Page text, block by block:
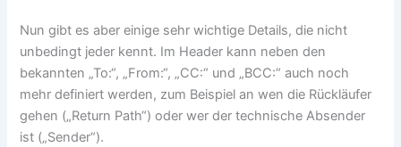
Nun gibt es aber einige sehr wichtige Details, die nicht
unbedingt jeder kennt. Im Header kann neben den
bekannten „To:“, „From:“, „CC:“ und „BCC:“ auch noch
mehr definiert werden, zum Beispiel an wen die Rückläufer
gehen („Return Path“) oder wer der technische Absender
ist („Sender“).